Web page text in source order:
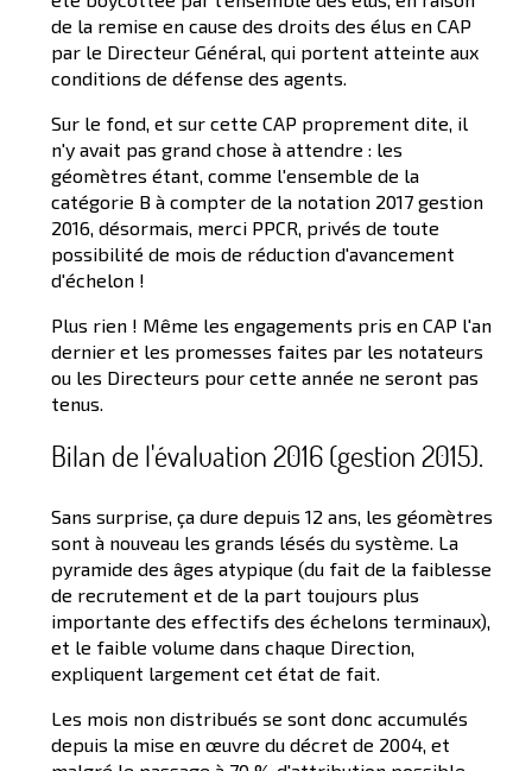
de la remise en cause des droits des élus en CAP
par le Directeur Général, qui portent atteinte aux
conditions de défense des agents.
Sur le fond, et sur cette CAP proprement dite, il
n'y avait pas grand chose à attendre : les
géomètres étant, comme l'ensemble de la
catégorie B à compter de la notation 2017 gestion
2016, désormais, merci PPCR, privés de toute
possibilité de mois de réduction d'avancement
d'échelon !
Plus rien ! Même les engagements pris en CAP l'an
dernier et les promesses faites par les notateurs
ou les Directeurs pour cette année ne seront pas
tenus.
Bilan de l'évaluation 2016 (gestion 2015).
Sans surprise, ça dure depuis 12 ans, les géomètres
sont à nouveau les grands lésés du système. La
pyramide des âges atypique (du fait de la faiblesse
de recrutement et de la part toujours plus
importante des effectifs des échelons terminaux),
et le faible volume dans chaque Direction,
expliquent largement cet état de fait.
Les mois non distribués se sont donc accumulés
depuis la mise en œuvre du décret de 2004, et